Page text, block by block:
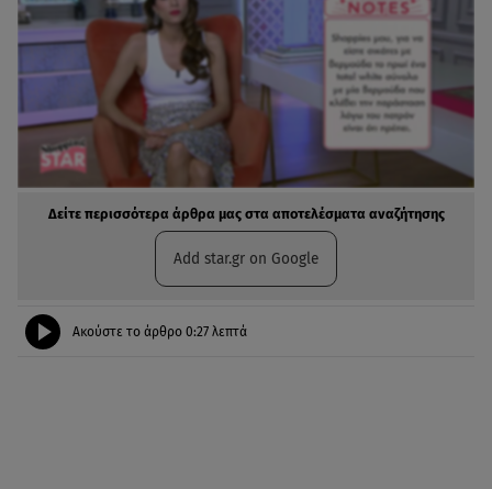
Δείτε περισσότερα άρθρα μας στα αποτελέσματα αναζήτησης
Add star.gr on Google
Ακούστε το άρθρο 0:27 λεπτά